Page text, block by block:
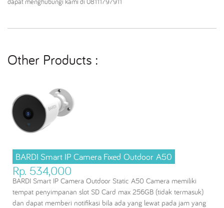
Other Products :
BARDI Smart IP Camera Fixed Outdoor A50
Rp. 534,000
BARDI Smart IP Camera Outdoor Static A50 Camera memiliki
tempat penyimpanan slot SD Card max 256GB (tidak termasuk)
dan dapat memberi notifikasi bila ada yang lewat pada jam yang